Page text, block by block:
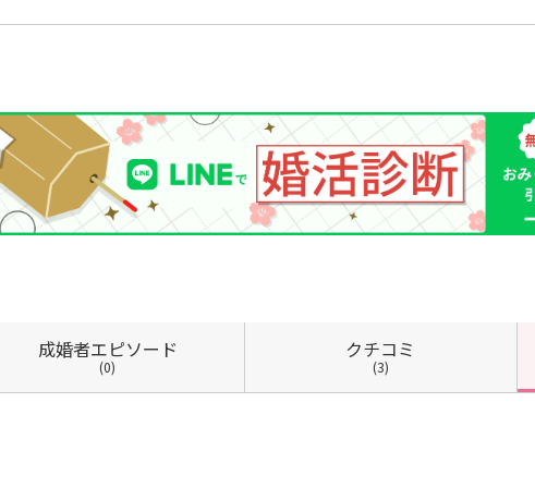
成婚者エピソード
(0)
クチコミ
(3)